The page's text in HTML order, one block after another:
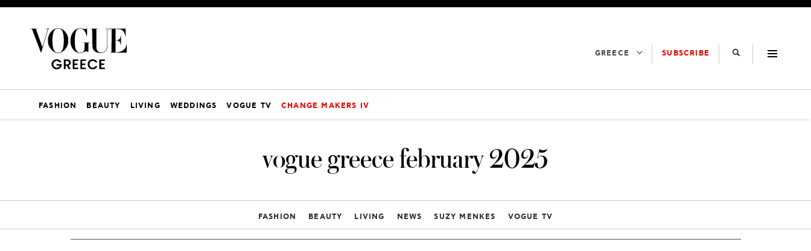
GREECE SUBSCRIBE
FASHION BEAUTY LIVING WEDDINGS VOGUE TV CHANGE MAKERS IV
vogue greece february 2025
FASHION BEAUTY LIVING NEWS SUZY MENKES VOGUE TV